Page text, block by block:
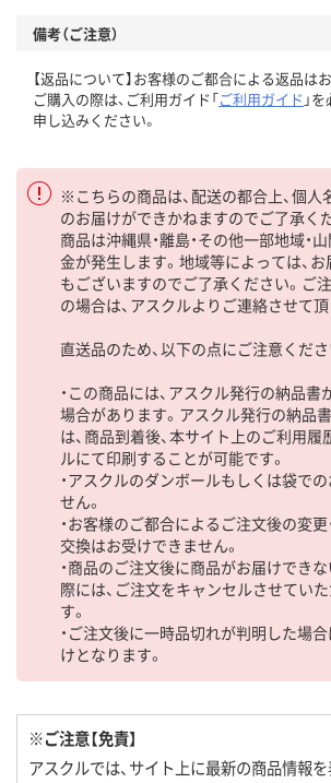
備考（ご注意）
【返品について】お客様のご都合による返品は
ご購入の際は、ご利用ガイド「ご利用ガイド 」
申し込みください。
※こちらの商品は、配送の都合上、個
のお届けができかねますのでご了承く
商品は沖縄県・離島・その他一部地域・
金が発生します。地域等によっては、
もございますのでご了承ください。ご
の場合は、アスクルよりご連絡させて頂
直送品のため、以下の点にご注意くださ
・この商品には、アスクル発行の納品
場合があります。アスクル発行の納品
は、商品到着後、本サイト上のご利用
ルにて印刷することが可能です。
・アスクルのダンボールもしくは袋で
せん。
・お客様のご都合によるご注文後の変更
交換はお受けできません。
・商品のご注文後に商品がお届けでき
際には、ご注文をキャンセルさせてい
す。
・ご注文後に一時品切れが判明した場
けとなります。
※ご注意【免責】
アスクルでは、サイト上に最新の商品情報